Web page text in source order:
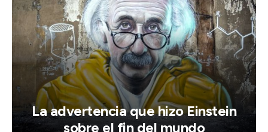
La advertencia que hizo Einstein
sobre el fin del mundo